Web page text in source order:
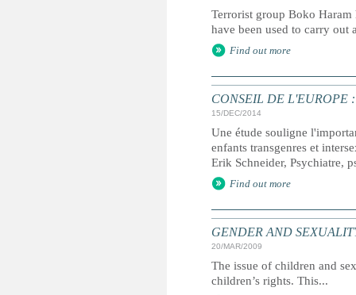
Terrorist group Boko
have been used to carry out
Find out more
CONSEIL DE L'EUROPE :
15/DEC/2014
Une étude souligne
enfants transgenres et
Erik Schneider, Psychiatre,
Find out more
GENDER AND
20/MAR/2009
The issue of children and
children’s rights. This...